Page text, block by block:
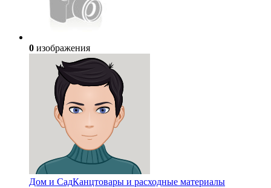
0 изображения
Дом и СадКанцтовары и расходные материалы